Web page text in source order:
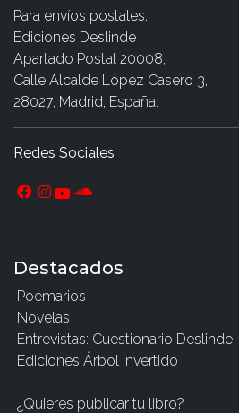
Para envíos postales:
Ediciones Deslinde
Apartado Postal 20008,
Calle Alcalde López Casero 3,
28027, Madrid, España.
Redes Sociales
Destacados
Poemarios
Novelas
Entrevistas: Cuestionario Deslinde
Ediciones Árbol Invertido
¿Quieres publicar tu libro?